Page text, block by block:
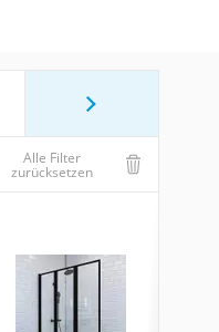
Alle Filter
zurücksetzen